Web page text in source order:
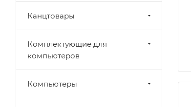
Канцтовары
Комплектующие для
компьютеров
Компьютеры